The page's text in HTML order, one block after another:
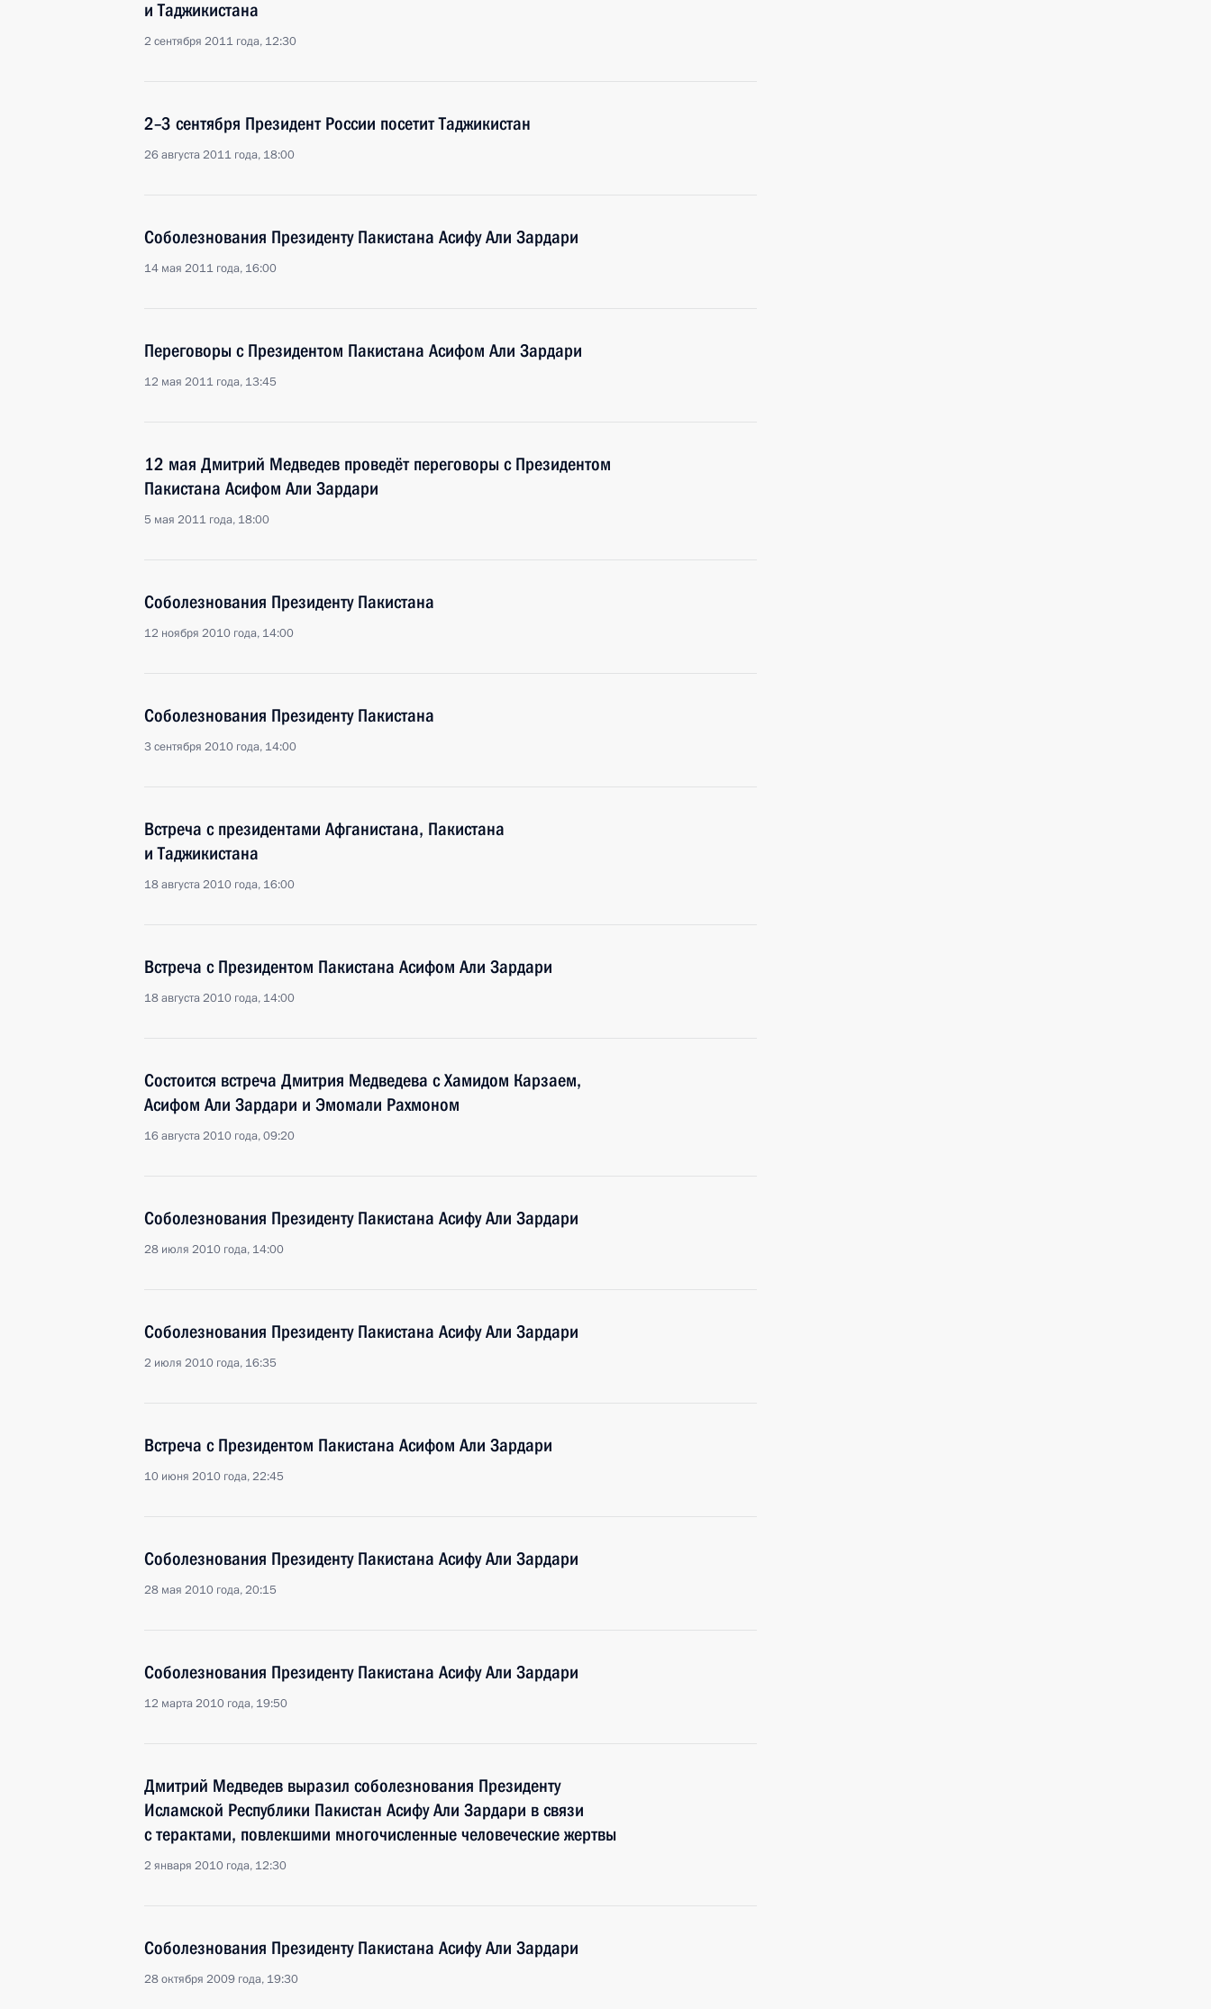
и Таджикистана
2 сентября 2011 года, 12:30
2–3 сентября Президент России посетит Таджикистан
26 августа 2011 года, 18:00
Соболезнования Президенту Пакистана Асифу Али Зардари
14 мая 2011 года, 16:00
Переговоры с Президентом Пакистана Асифом Али Зардари
12 мая 2011 года, 13:45
12 мая Дмитрий Медведев проведёт переговоры с Президентом
Пакистана Асифом Али Зардари
5 мая 2011 года, 18:00
Соболезнования Президенту Пакистана
12 ноября 2010 года, 14:00
Соболезнования Президенту Пакистана
3 сентября 2010 года, 14:00
Встреча с президентами Афганистана, Пакистана
и Таджикистана
18 августа 2010 года, 16:00
Встреча с Президентом Пакистана Асифом Али Зардари
18 августа 2010 года, 14:00
Состоится встреча Дмитрия Медведева с Хамидом Карзаем,
Асифом Али Зардари и Эмомали Рахмоном
16 августа 2010 года, 09:20
Соболезнования Президенту Пакистана Асифу Али Зардари
28 июля 2010 года, 14:00
Соболезнования Президенту Пакистана Асифу Али Зардари
2 июля 2010 года, 16:35
Встреча с Президентом Пакистана Асифом Али Зардари
10 июня 2010 года, 22:45
Соболезнования Президенту Пакистана Асифу Али Зардари
28 мая 2010 года, 20:15
Соболезнования Президенту Пакистана Асифу Али Зардари
12 марта 2010 года, 19:50
Дмитрий Медведев выразил соболезнования Президенту
Исламской Республики Пакистан Асифу Али Зардари в связи
с терактами, повлекшими многочисленные человеческие жертвы
2 января 2010 года, 12:30
Соболезнования Президенту Пакистана Асифу Али Зардари
28 октября 2009 года, 19:30